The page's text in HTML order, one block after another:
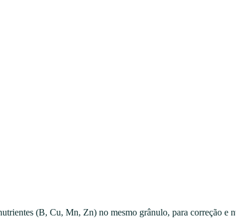
(B, Cu, Mn, Zn) no mesmo grânulo, para correção e